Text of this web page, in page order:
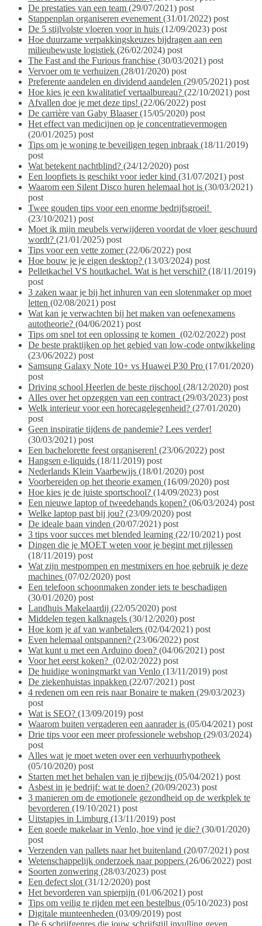
De prestaties van een team (29/07/2021) post
Stappenplan organiseren evenement (31/01/2022) post
De 5 stijlvolste vloeren voor in huis (12/09/2023) post
Hoe duurzame verpakkingskeuzes bijdragen aan een
milieubewuste logistiek (26/02/2024) post
The Fast and the Furious franchise (30/03/2021) post
Vervoer om te verhuizen (28/01/2020) post
Preferente aandelen en dividend aandelen (29/05/2021) post
Hoe kies je een kwalitatief vertaalbureau? (22/10/2021) post
Afvallen doe je met deze tips! (22/06/2022) post
De carrière van Gaby Blaaser(15/05/2020) post
Het effect van medicijnen op je concentratievermogen
(20/01/2025) post
Tips om je woning te beveiligen tegen inbraak (18/11/2019)
post
Wat betekent nachtblind? (24/12/2020) post
Een loopfiets is geschikt voor ieder kind (31/07/2021) post
Waarom een Silent Disco huren helemaal hot is (30/03/2021)
post
Twee gouden tips voor een enorme bedrijfsgroei!
(23/10/2021) post
Moet ik mijn meubels verwijderen voordat de vloer geschuurd
wordt? (21/01/2025) post
Tips voor een vette zomer(22/06/2022) post
Hoe bouw je je eigen desktop? (13/03/2024) post
Pelletkachel VS houtkachel. Wat is het verschil? (18/11/2019)
post
3 zaken waar je bij het inhuren van een slotenmaker op moet
letten (02/08/2021) post
Wat kan je verwachten bij het maken van oefenexamens
autotheorie? (04/06/2021) post
Tips om snel tot een oplossing te komen (02/02/2022) post
De beste praktijken op het gebied van low-code ontwikkeling
(23/06/2022) post
Samsung Galaxy Note 10+ vs Huawei P30 Pro (17/01/2020)
post
Driving school Heerlen de beste rijschool (28/12/2020) post
Alles over het opzeggen van een contract (29/03/2023) post
Welk interieur voor een horecagelegenheid? (27/01/2020)
post
Geen inspiratie tijdens de pandemie? Lees verder!
(30/03/2021) post
Een bachelorette feest organiseren! (23/06/2022) post
Hangsen e-liquids (18/11/2019) post
Nederlands Klein Vaarbewijs (18/01/2020) post
Voorbereiden op het theorie examen (16/09/2020) post
Hoe kies je de juiste sportschool? (14/09/2023) post
Een nieuwe laptop of tweedehands kopen? (06/03/2024) post
Welke laptop past bij jou? (23/09/2020) post
De ideale baan vinden (20/07/2021) post
3 tips voor succes met blended learning (22/10/2021) post
Dingen die je MOET weten voor je begint met rijlessen
(18/11/2019) post
Wat zijn mestpompen en mestmixers en hoe gebruik je deze
machines (07/02/2020) post
Een telefoon schoonmaken zonder iets te beschadigen
(30/01/2020) post
Landhuis Makelaardij (22/05/2020) post
Middelen tegen kalknagels (30/12/2020) post
Hoe kom je af van wanbetalers (02/04/2021) post
Even helemaal ontspannen? (23/06/2022) post
Wat kunt u met een Arduino doen? (04/06/2021) post
Voor het eerst koken? (02/02/2022) post
De huidige woningmarkt van Venlo (13/11/2019) post
De ziekenhuistas inpakken (22/07/2021) post
4 redenen om een reis naar Bonaire te maken (29/03/2023)
post
Wat is SEO? (13/09/2019) post
Waarom buiten vergaderen een aanrader is (05/04/2021) post
Drie tips voor een meer professionele webshop (29/03/2024)
post
Alles wat je moet weten over een verhuurhypotheek
(05/10/2020) post
Starten met het behalen van je rijbewijs (05/04/2021) post
Asbest in je bedrijf: wat te doen? (20/09/2023) post
3 manieren om de emotionele gezondheid op de werkplek te
bevorderen (19/10/2021) post
Uitstapjes in Limburg (13/11/2019) post
Een goede makelaar in Venlo, hoe vind je die? (30/01/2020)
post
Verzenden van pallets naar het buitenland (20/07/2021) post
Wetenschappelijk onderzoek naar poppers (26/06/2022) post
Soorten zonwering (28/03/2023) post
Een defect slot (31/12/2020) post
Het bevorderen van spierpijn (01/06/2021) post
Tips om veilig te rijden met een bestelbus (05/10/2023) post
Digitale munteenheden (03/09/2019) post
De 6 schrijfgenres die jouw schrijfstijl invulling geven